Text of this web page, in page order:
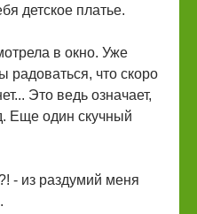
детское платье.
в окно. Уже
радоваться, что скоро
Это ведь означает,
Еще один скучный
- из раздумий меня